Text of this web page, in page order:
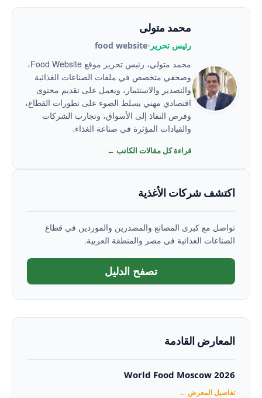
محمد متولى
رئيس تحرير •
food website
محمد متولي، رئيس تحرير موقع Food Website،
وصحفي متخصص في ملفات الصناعات الغذائية
والتصدير والاستثمار، ويعمل على تقديم محتوى
اقتصادي مهني يسلط الضوء على تطورات القطاع،
وفرص النفاذ إلى الأسواق، وتجارب الشركات
والقيادات المؤثرة في صناعة الغذاء.
قراءة كل مقالات الكاتب ←
اكتشف شركات الأغذية
تواصل مع كبرى المصانع والمصدرين والموردين في قطاع
الصناعات الغذائية في مصر والمنطقة العربية.
تصفح الدليل
المعارض القادمة
World Food Moscow 2026
تفاصيل المعرض ←